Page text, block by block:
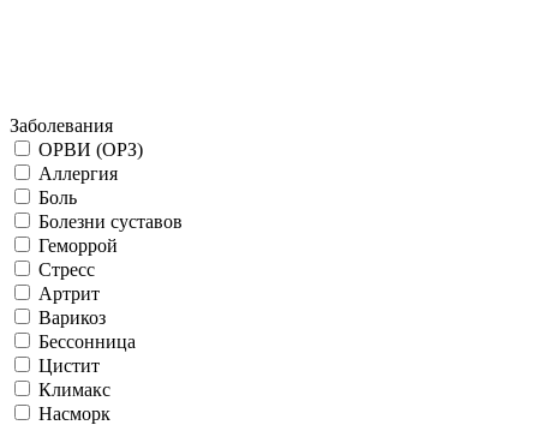
Заболевания
ОРВИ (ОРЗ)
Аллергия
Боль
Болезни суставов
Геморрой
Стресс
Артрит
Варикоз
Бессонница
Цистит
Климакс
Насморк